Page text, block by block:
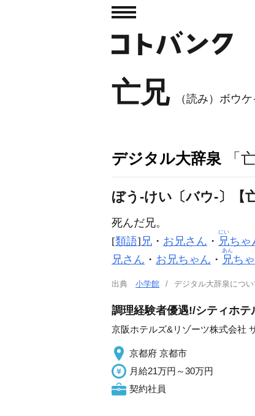
亡兄 （読み）ボウケ
デジタル大辞泉 「
ぼう‐けい〔バウ‐〕【
死んだ兄。
[類語] 兄 ・ お兄さん ・ 兄
にい
ちゃ
兄さん ・ お兄ちゃん ・ 兄
あん
ち
出典 小学館 デジタル大辞泉につ
調理経験者優遇!/シティホ
京阪ホテルズ&リゾーツ株式会社
京都府 京都市
月給21万円～30万円
契約社員